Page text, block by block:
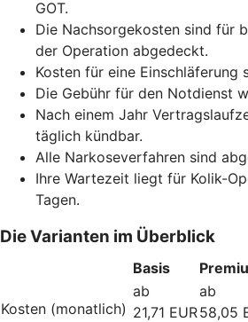
GOT.
Die Nachsorgekosten sind für
der Operation abgedeckt.
Kosten für eine Einschläferung
Die Gebühr für den Notdienst
Nach einem Jahr
täglich kündbar.
Alle Narkoseverfahren sind
Ihre Wartezeit liegt für Kolik-
Tagen.
Die Varianten im Überblick
Basis
Kosten (monatlich)
ab
21,71 EUR
ab
58,05